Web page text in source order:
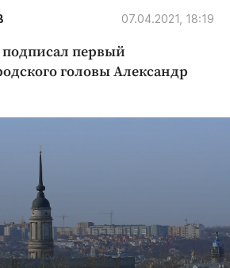
07.04.2021, 18:19
первый
головы Александр